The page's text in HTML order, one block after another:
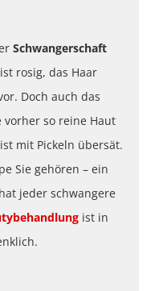
Schwangerschaft
rosig, das Haar
Doch auch das
vorher so reine Haut
mit Pickeln übersät.
Sie gehören – ein
jeder schwangere
ist in